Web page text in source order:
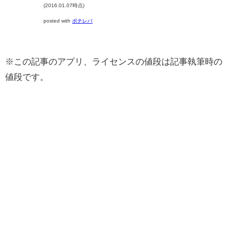
(2016.01.07時点)
posted with ポチレバ
※この記事のアプリ、ライセンスの値段は記事執筆時の
値段です。